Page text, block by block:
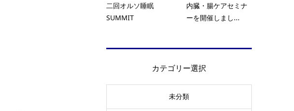
二回オルソ睡眠
SUMMIT
内臓・腸ケアセミナ
ーを開催しまし...
カテゴリー選択
未分類